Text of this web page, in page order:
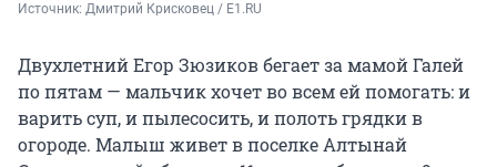
Источник: Дмитрий Крисковец / E1.RU
Двухлетний Егор Зюзиков бегает за мамой Галей
по пятам — мальчик хочет во всем ей помогать: и
варить суп, и пылесосить, и полоть грядки в
огороде. Малыш живет в поселке Алтынай